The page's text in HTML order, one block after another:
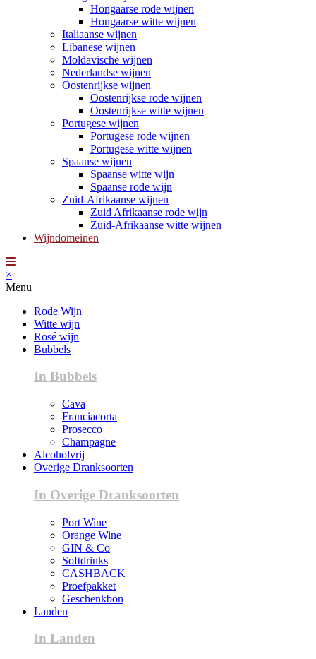
Hongaarse rode wijnen
Hongaarse witte wijnen
Italiaanse wijnen
Libanese wijnen
Moldavische wijnen
Nederlandse wijnen
Oostenrijkse wijnen
Oostenrijkse rode wijnen
Oostenrijkse witte wijnen
Portugese wijnen
Portugese rode wijnen
Portugese witte wijnen
Spaanse wijnen
Spaanse witte wijn
Spaanse rode wijn
Zuid-Afrikaanse wijnen
Zuid Afrikaanse rode wijn
Zuid-Afrikaanse witte wijnen
Wijndomeinen
×
Menu
Rode Wijn
Witte wijn
Rosé wijn
Bubbels
In Bubbels
Cava
Franciacorta
Prosecco
Champagne
Alcoholvrij
Overige Dranksoorten
In Overige Dranksoorten
Port Wine
Orange Wine
GIN & Co
Softdrinks
CASHBACK
Proefpakket
Geschenkbon
Landen
In Landen